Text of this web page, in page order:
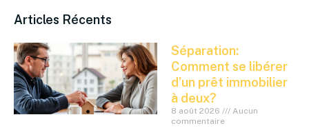
Articles Récents
Séparation:
Comment se libérer
d’un prêt immobilier
à deux?
8 août 2026
Aucun
commentaire